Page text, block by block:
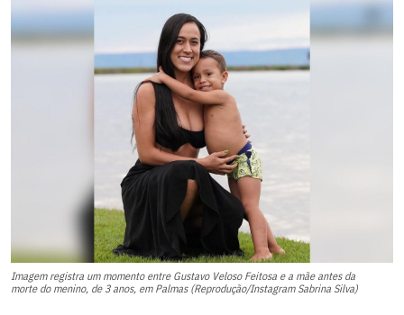
Imagem registra um momento entre Gustavo Veloso Feitosa e a mãe antes da
morte do menino, de 3 anos, em Palmas (Reprodução/Instagram Sabrina Silva)